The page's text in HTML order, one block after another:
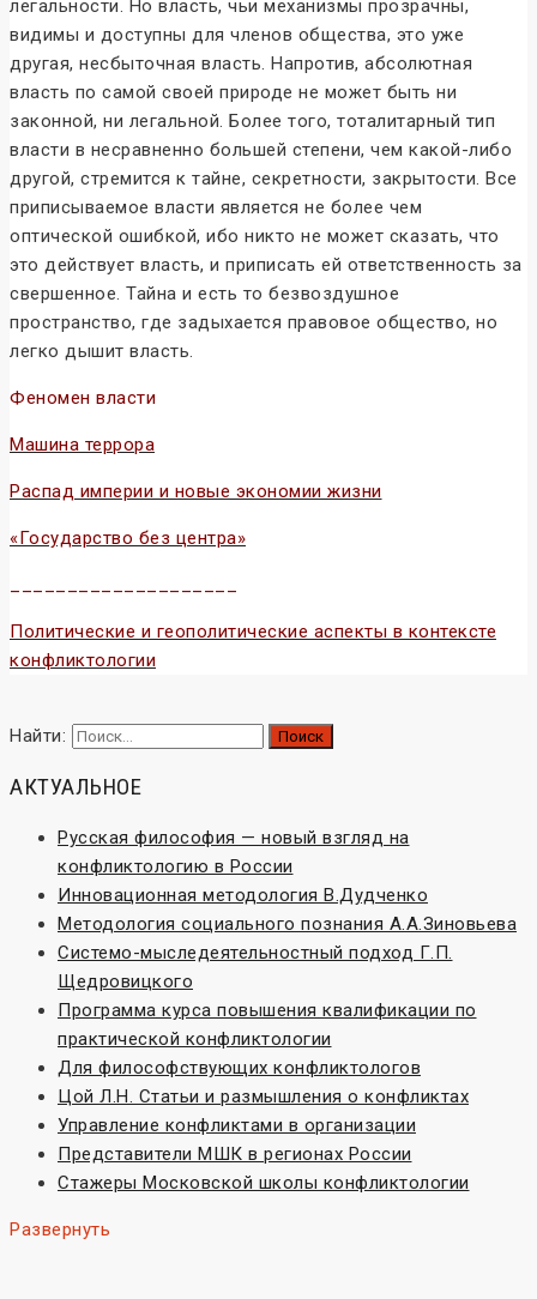
легальности. Но власть, чьи механизмы прозрачны,
видимы и доступны для членов общества, это уже
другая, несбыточная власть. Напротив, абсолютная
власть по самой своей природе не может быть ни
законной, ни легальной. Более того, тоталитарный тип
власти в несравненно большей степени, чем какой-либо
другой, стремится к тайне, секретности, закрытости. Все
приписываемое власти является не более чем
оптической ошибкой, ибо никто не может сказать, что
это действует власть, и приписать ей ответственность за
свершенное. Тайна и есть то безвоздушное
пространство, где задыхается правовое общество, но
легко дышит власть.
Феномен власти
Машина террора
Распад империи и новые экономии жизни
«Государство без центра»
Политические и геополитические аспекты в контексте
конфликтологии
Найти:
АКТУАЛЬНОЕ
Русская философия — новый взгляд на
конфликтологию в России
Инновационная методология В.Дудченко
Методология социального познания А.А.Зиновьева
Системо-мыследеятельностный подход Г.П.
Щедровицкого
Программа курса повышения квалификации по
практической конфликтологии
Для философствующих конфликтологов
Цой Л.Н. Статьи и размышления о конфликтах
Управление конфликтами в организации
Представители МШК в регионах России
Стажеры Московской школы конфликтологии
Развернуть